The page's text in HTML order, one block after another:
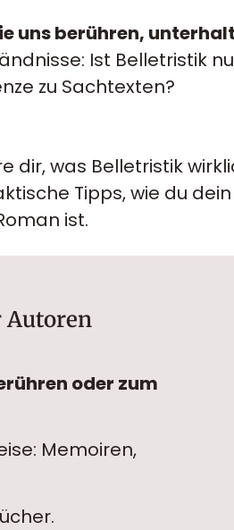
uns berühren,
Ist Belletristik
zu Sachtexten?
dir, was Belletristik
Tipps, wie du
ist.
Autoren
oder zum
Memoiren,